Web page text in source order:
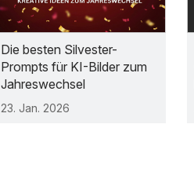
Die besten Silvester-
Prompts für KI-Bilder zum
Jahreswechsel
23. Jan. 2026